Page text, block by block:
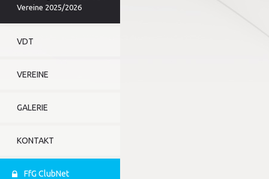
Vereine 2025/2026
VDT
VEREINE
GALERIE
KONTAKT
FfG ClubNet